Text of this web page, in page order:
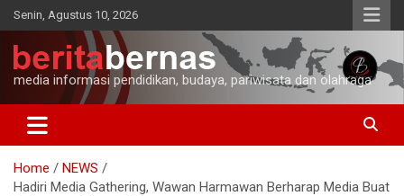
Skip
to
content
Senin, Agustus 10, 2026
media informasi pendidikan, budaya, pariwisata dan olahraga
Home
NEWS
Hadiri Media Gathering, Wawan Harmawan Berharap Media Buat